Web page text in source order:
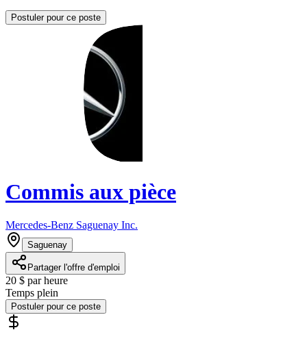
Postuler pour ce poste
Commis aux pièce
Mercedes-Benz Saguenay Inc.
Saguenay
Partager l'offre d'emploi
20 $ par heure
Temps plein
Postuler pour ce poste